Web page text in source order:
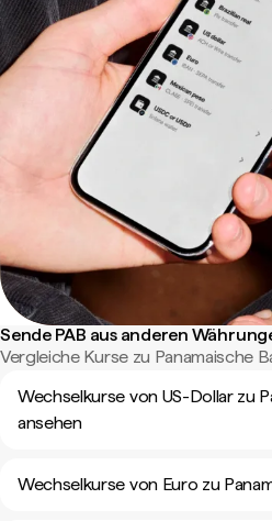
Sende PAB aus anderen
Vergleiche Kurse zu Panamaische
Wechselkurse von US-Dollar zu
ansehen
Wechselkurse von Euro zu